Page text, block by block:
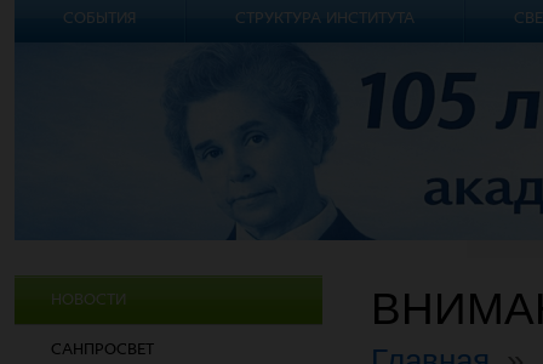
НОВОСТИ
САНПРОСВЕТ
СОБЫТИЯ СТРУКТУРА ИНСТИТУТА